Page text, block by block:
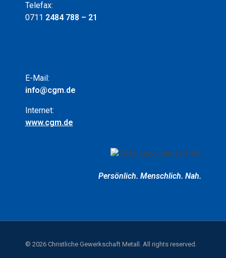
Telefax:
0711 2484 788 – 21
E-Mail:
info@cgm.de
Internet:
www.cgm.de
Persönlich. Menschlich. Nah.
© 2026 Christliche Gewerkschaft Metall. All rights reserved.